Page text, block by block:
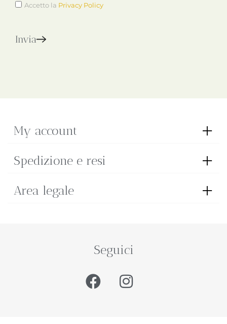
Accetto la Privacy Policy
Invia
My account
Spedizione e resi
Area legale
Seguici